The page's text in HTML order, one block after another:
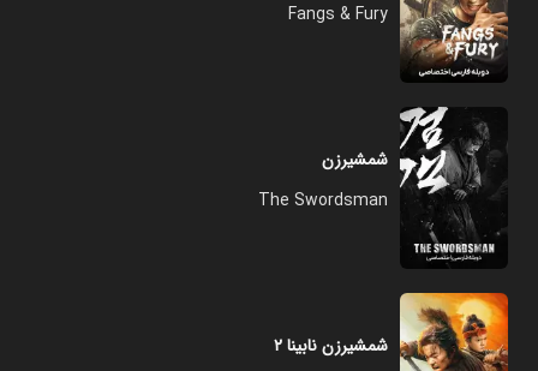
Fangs & Fury
شمشیرزن
The Swordsman
شمشیرزن نابینا ۲